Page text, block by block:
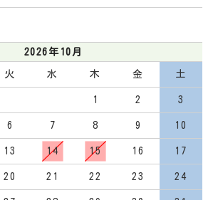
2026年10月
火 水 木 金 土
1 2 3
6 7 8 9 10
13 14 15 16 17
20 21 22 23 24